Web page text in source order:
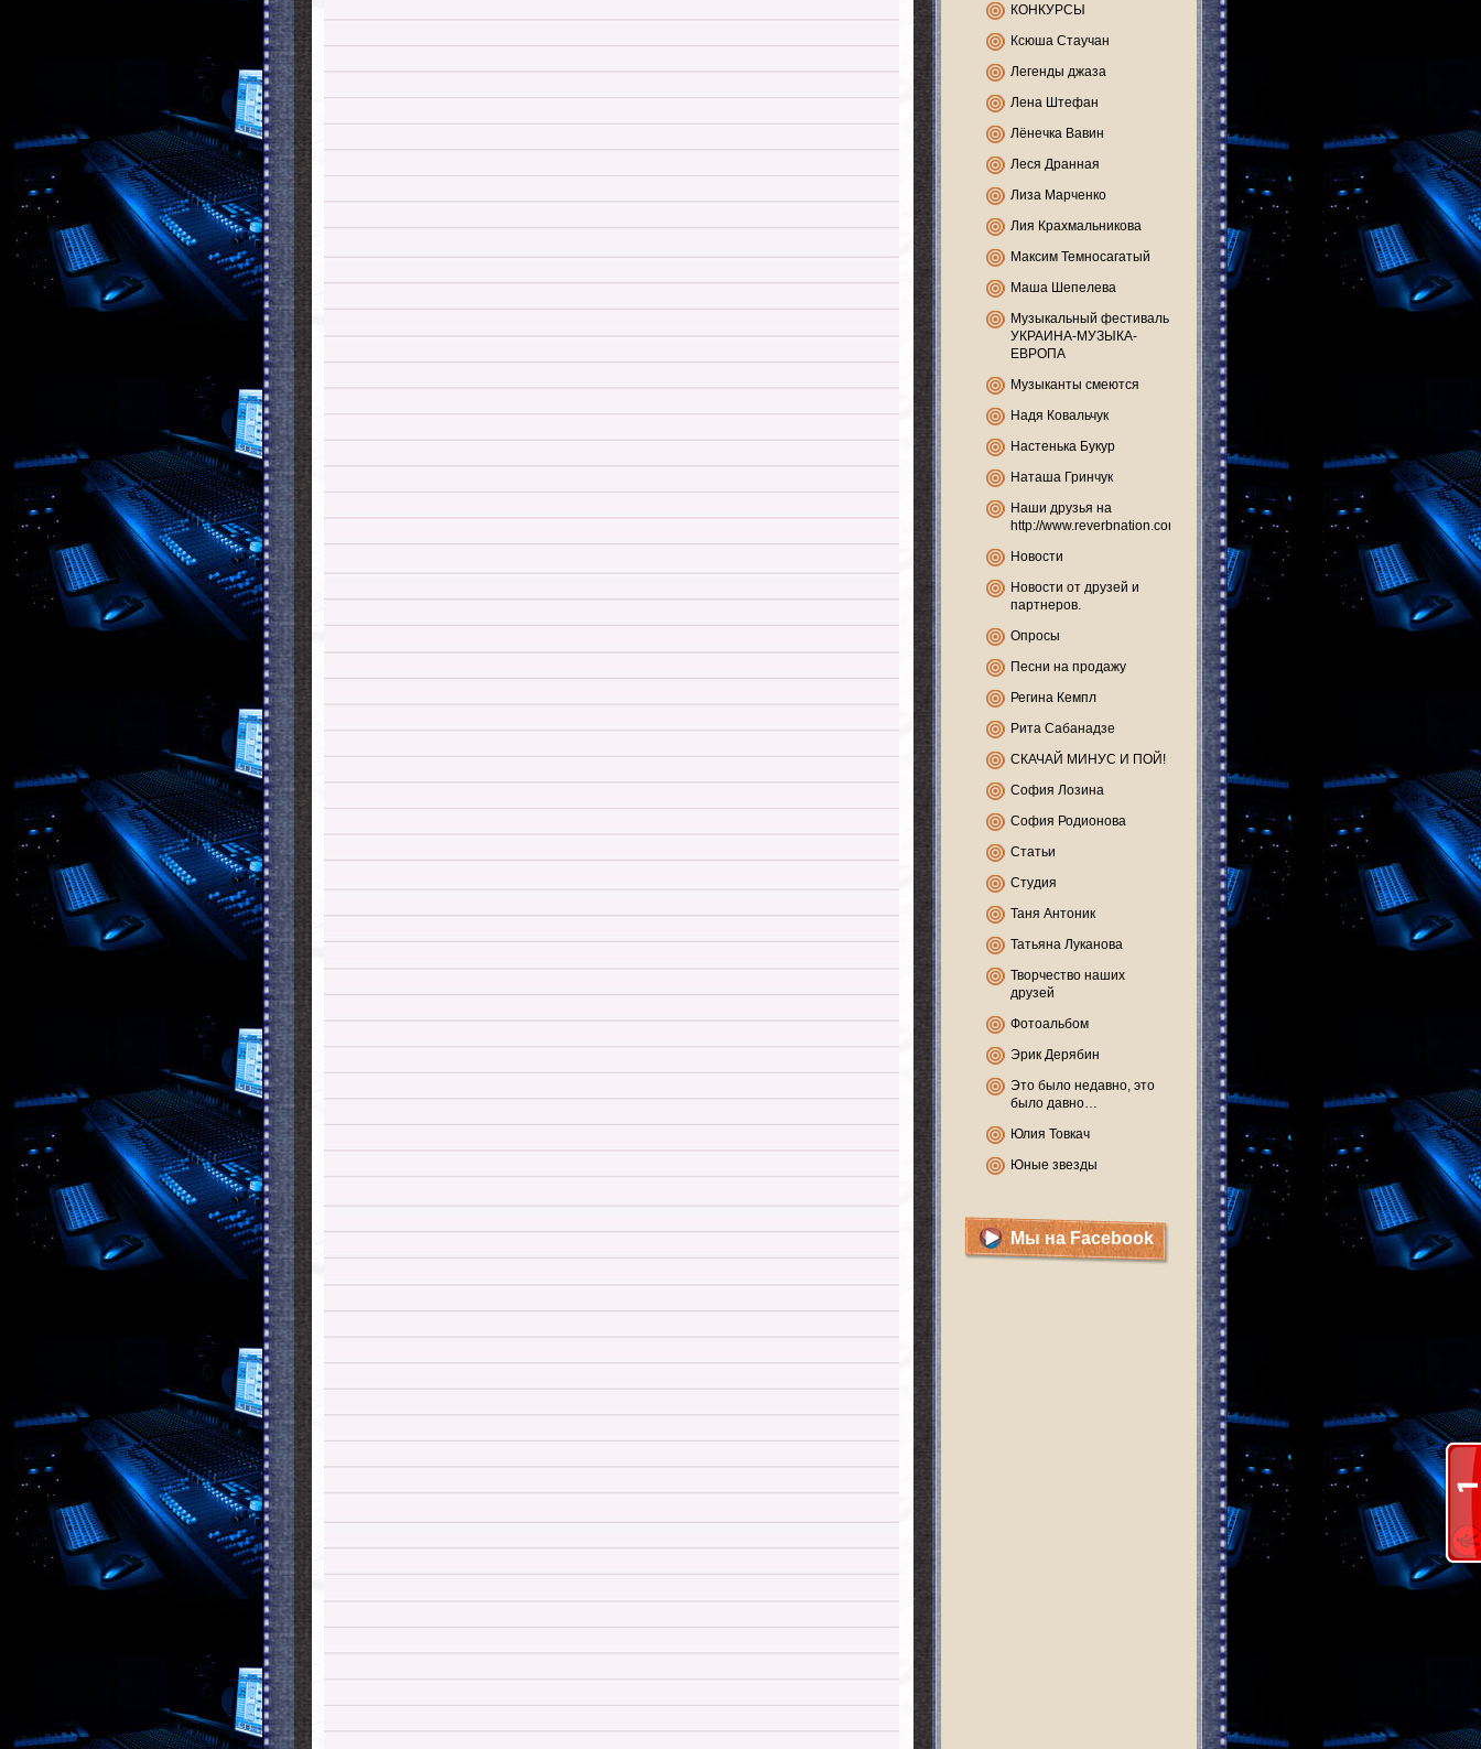
КОНКУРСЫ
Ксюша Стаучан
Легенды джаза
Лена Штефан
Лёнечка Вавин
Леся Дранная
Лиза Марченко
Лия Крахмальникова
Максим Темносагатый
Маша Шепелева
Музыкальный фестиваль
УКРАИНА-МУЗЫКА-
ЕВРОПА
Музыканты смеются
Надя Ковальчук
Настенька Букур
Наташа Гринчук
Наши друзья на
http://www.reverbnation.com
Новости
Новости от друзей и
партнеров.
Опросы
Песни на продажу
Регина Кемпл
Рита Сабанадзе
СКАЧАЙ МИНУС И ПОЙ!
София Лозина
София Родионова
Статьи
Студия
Таня Антоник
Татьяна Луканова
Творчество наших
друзей
Фотоальбом
Эрик Дерябин
Это было недавно, это
было давно…
Юлия Товкач
Юные звезды
Мы на Facebook